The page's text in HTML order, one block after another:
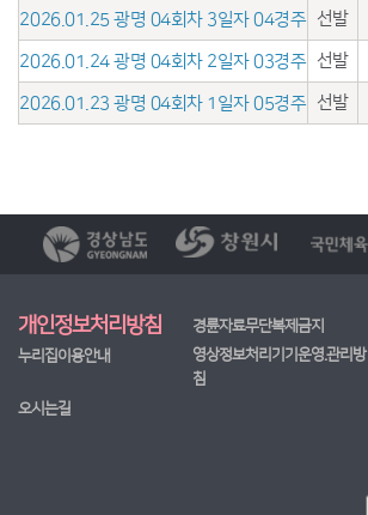
2026.01.25 광명 04회차 3일자 04경주 선발
2026.01.24 광명 04회차 2일자 03경주 선발
2026.01.23 광명 04회차 1일자 05경주 선발
개인정보처리방침
경륜자료무단복제금지
누리집이용안내
영상정보처리기기운영.관리방
침
오시는길